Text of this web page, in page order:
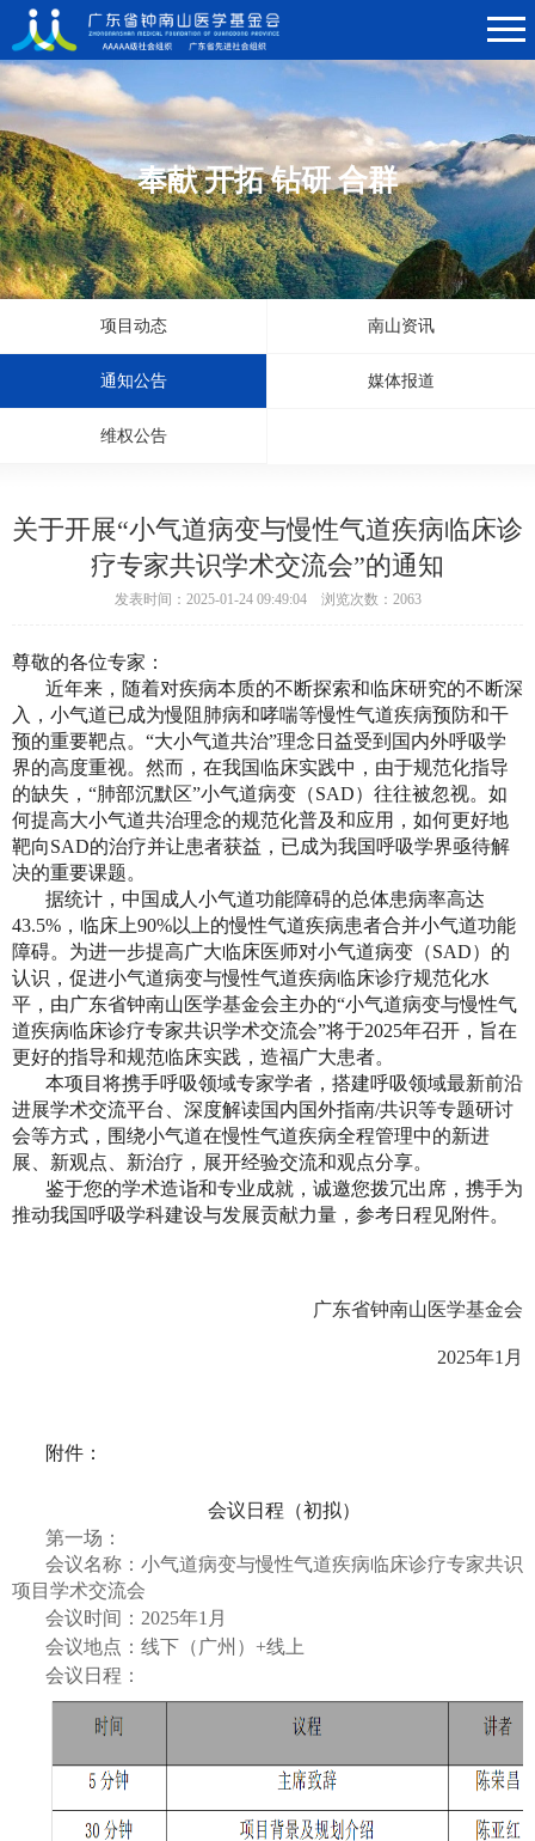
奉献 开拓 钻研 合群
项目动态 南山资讯
通知公告 媒体报道
维权公告
关于开展“小气道病变与慢性气道疾病临床诊
疗专家共识学术交流会”的通知
发表时间：2025-01-24 09:49:04 浏览次数：2063
尊敬的各位专家：
近年来，随着对疾病本质的不断探索和临床研究的不断深
入，小气道已成为慢阻肺病和哮喘等慢性气道疾病预防和干
预的重要靶点。“大小气道共治”理念日益受到国内外呼吸学
界的高度重视。然而，在我国临床实践中，由于规范化指导
的缺失，“肺部沉默区”小气道病变（SAD）往往被忽视。如
何提高大小气道共治理念的规范化普及和应用，如何更好地
靶向SAD的治疗并让患者获益，已成为我国呼吸学界亟待解
决的重要课题。
据统计，中国成人小气道功能障碍的总体患病率高达
43.5%，临床上90%以上的慢性气道疾病患者合并小气道功能
障碍。为进一步提高广大临床医师对小气道病变（SAD）的
认识，促进小气道病变与慢性气道疾病临床诊疗规范化水
平，由广东省钟南山医学基金会主办的“小气道病变与慢性气
道疾病临床诊疗专家共识学术交流会”将于2025年召开，旨在
更好的指导和规范临床实践，造福广大患者。
本项目将携手呼吸领域专家学者，搭建呼吸领域最新前沿
进展学术交流平台、深度解读国内国外指南/共识等专题研讨
会等方式，围绕小气道在慢性气道疾病全程管理中的新进
展、新观点、新治疗，展开经验交流和观点分享。
鉴于您的学术造诣和专业成就，诚邀您拨冗出席，携手为
推动我国呼吸学科建设与发展贡献力量，参考日程见附件。
广东省钟南山医学基金会
2025年1月
附件：
会议日程（初拟）
第一场：
会议名称：小气道病变与慢性气道疾病临床诊疗专家共识
项目学术交流会
会议时间：2025年1月
会议地点：线下（广州）+线上
会议日程：